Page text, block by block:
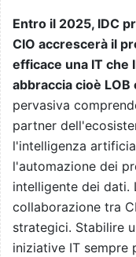
Entro il 2025, IDC
CIO accrescerà il
efficace una IT che
abbraccia cioè
pervasiva
partner
l'intelligenza
l'automazione dei
intelligente dei dati.
collaborazione tra
strategici. Stabilire
iniziative IT sempre